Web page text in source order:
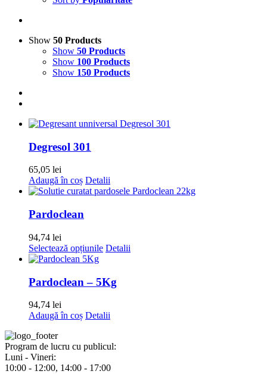
Show 50 Products
Show 50 Products
Show 100 Products
Show 150 Products
Degresol 301
65,05 lei
Adaugă în coș Detalii
Pardoclean
94,74 lei
Selectează opțiunile Acest
mai
multe
Opțiunile
pot
alese
pagina
Detalii
Pardoclean – 5Kg
94,74 lei
Adaugă în coș Detalii
Program de lucru cu publicul:
Luni - Vineri:
10:00 - 12:00, 14:00 - 17:00